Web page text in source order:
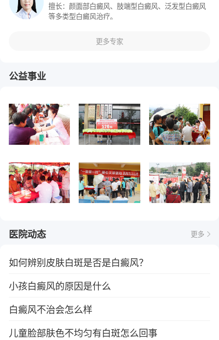
擅长：颜面部白癜风、肢端型白癜风、泛发型白癜风
等多类型白癜风治疗。
更多专家
公益事业
医院动态 更多
如何辨别皮肤白斑是否是白癜风？
小孩白癜风的原因是什么
白癜风不治会怎么样
儿童脸部肤色不均匀有白斑怎么回事